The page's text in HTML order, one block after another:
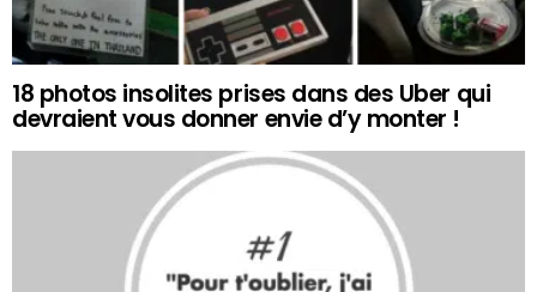
18 photos insolites prises dans des Uber qui
devraient vous donner envie d’y monter !